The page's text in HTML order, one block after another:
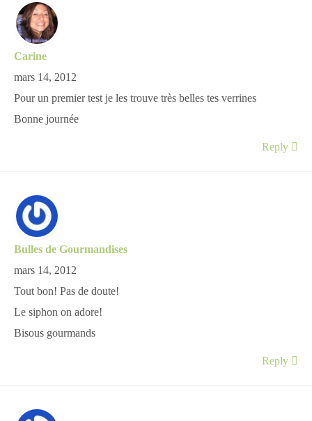
Carine
mars 14, 2012
Pour un premier test je les trouve très belles tes verrines
Bonne journée
Reply
Bulles de Gourmandises
mars 14, 2012
Tout bon! Pas de doute!
Le siphon on adore!
Bisous gourmands
Reply